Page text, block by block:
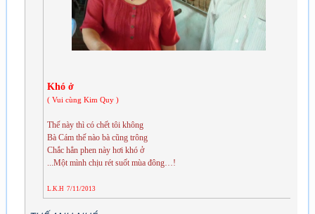
Khó ở
( Vui cùng Kim Quy )
Thế này thì có chết tôi không
Bà Cám thế nào bà cũng trông
Chắc hẳn phen này hơi khó ở
...Một mình chịu rét suốt mùa đông…!
L.K.H 7/11/2013